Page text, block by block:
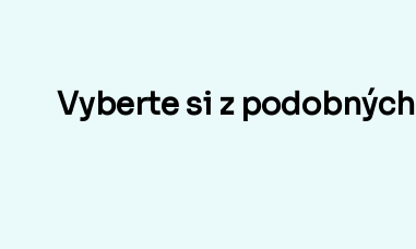
Vyberte si z podobných